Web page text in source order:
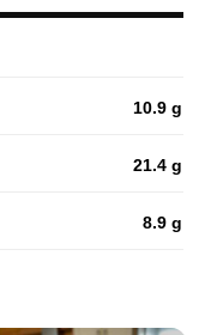
10.9 g
21.4 g
8.9 g